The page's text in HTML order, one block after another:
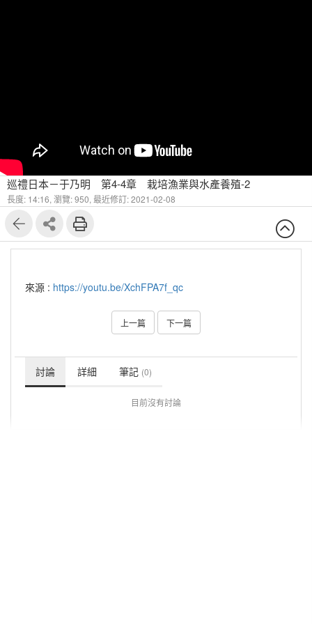
巡禮日本－于乃明 第4-4章 栽培漁業與水產養殖-2
長度: 14:16, 瀏覽: 950, 最近修訂: 2021-02-08
來源 : https://youtu.be/XchFPA7f_qc
上一篇 下一篇
討論 詳細 筆記 (0)
目前沒有討論